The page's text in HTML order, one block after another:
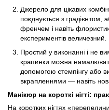
Джерело для цікавих
поєднується з градієнтом,
френчем і навіть
експериментів величезний.
Простий у виконанні і не
крапинки можна
допомогою стемпінгу або
вкрапленнями — навіть
Манікюр на короткі нігті:
На коротких нігтях